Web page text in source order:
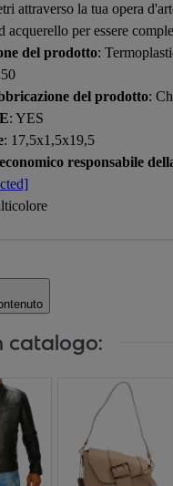
attraverso la tua opera
acquerello per essere
del prodotto:
del prodotto:
: YES
: 17,5x1,5x19,5
responsabile
catalogo: